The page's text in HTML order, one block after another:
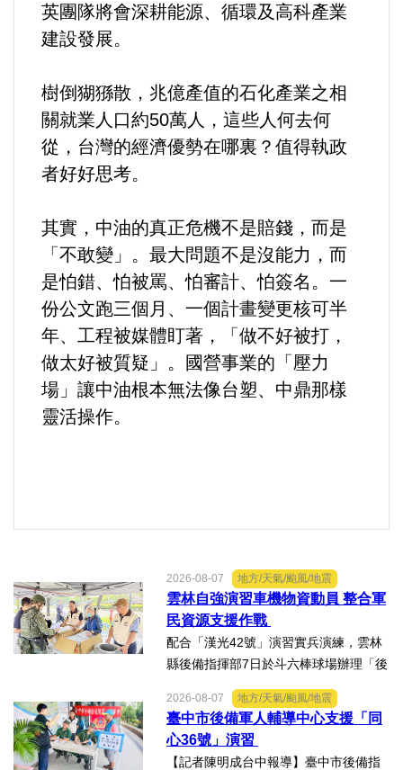
英團隊將會深耕能源、循環及高科產業
建設發展。
樹倒猢猻散，兆億產值的石化產業之相
關就業人口約50萬人，這些人何去何
從，台灣的經濟優勢在哪裏？值得執政
者好好思考。
其實，中油的真正危機不是賠錢，而是
「不敢變」。最大問題不是沒能力，而
是怕錯、怕被罵、怕審計、怕簽名。一
份公文跑三個月、一個計畫變更核可半
年、工程被媒體盯著，「做不好被打，
做太好被質疑」。國營事業的「壓力
場」讓中油根本無法像台塑、中鼎那樣
靈活操作。
2026-08-07 地方/天氣/颱風/地震
雲林自強演習車機物資動員 整合軍
民資源支援作戰
配合「漢光42號」演習實兵演練，雲林
縣後備指揮部7日於斗六棒球場辦理「後
資接收作業－自強演習」。【記者陳明
成台中報導】配合「漢光42號」演習實
兵演練，雲林縣後備指揮...
2026-08-07 地方/天氣/颱風/地震
臺中市後備軍人輔導中心支援「同
心36號」演習
【記者陳明成台中報導】臺中市後備指